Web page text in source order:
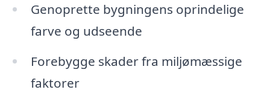
Genoprette bygningens oprindelige
farve og udseende
Forebygge skader fra miljømæssige
faktorer